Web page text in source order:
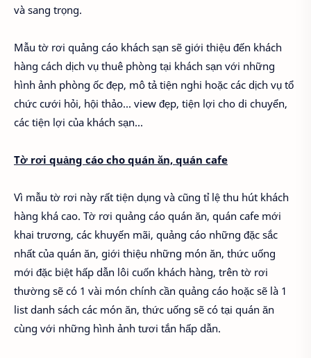
và sang trọng.
Mẫu tờ rơi quảng cáo khách sạn sẽ giới thiệu đến khách
hàng cách dịch vụ thuê phòng tại khách sạn với những
hình ảnh phòng ốc đẹp, mô tả tiện nghi hoặc các dịch vụ tổ
chức cưới hỏi, hội thảo... view đẹp, tiện lợi cho di chuyển,
các tiện lợi của khách sạn...
Tờ rơi quảng cáo cho quán ăn, quán cafe
Vì mẫu tờ rơi này rất tiện dụng và cũng tỉ lệ thu hút khách
hàng khá cao. Tờ rơi quảng cáo quán ăn, quán cafe mới
khai trương, các khuyến mãi, quảng cáo những đặc sắc
nhất của quán ăn, giới thiệu những món ăn, thức uống
mới đặc biệt hấp dẫn lôi cuốn khách hàng, trên tờ rơi
thường sẽ có 1 vài món chính cần quảng cáo hoặc sẽ là 1
list danh sách các món ăn, thức uống sẽ có tại quán ăn
cùng với những hình ảnh tươi tắn hấp dẫn.